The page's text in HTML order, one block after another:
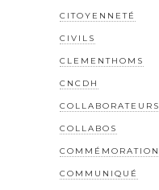
CITOYENNETÉ
CIVILS
CLEMENTHOMS
CNCDH
COLLABORATEURS
COLLABOS
COMMÉMORATION
COMMUNIQUÉ